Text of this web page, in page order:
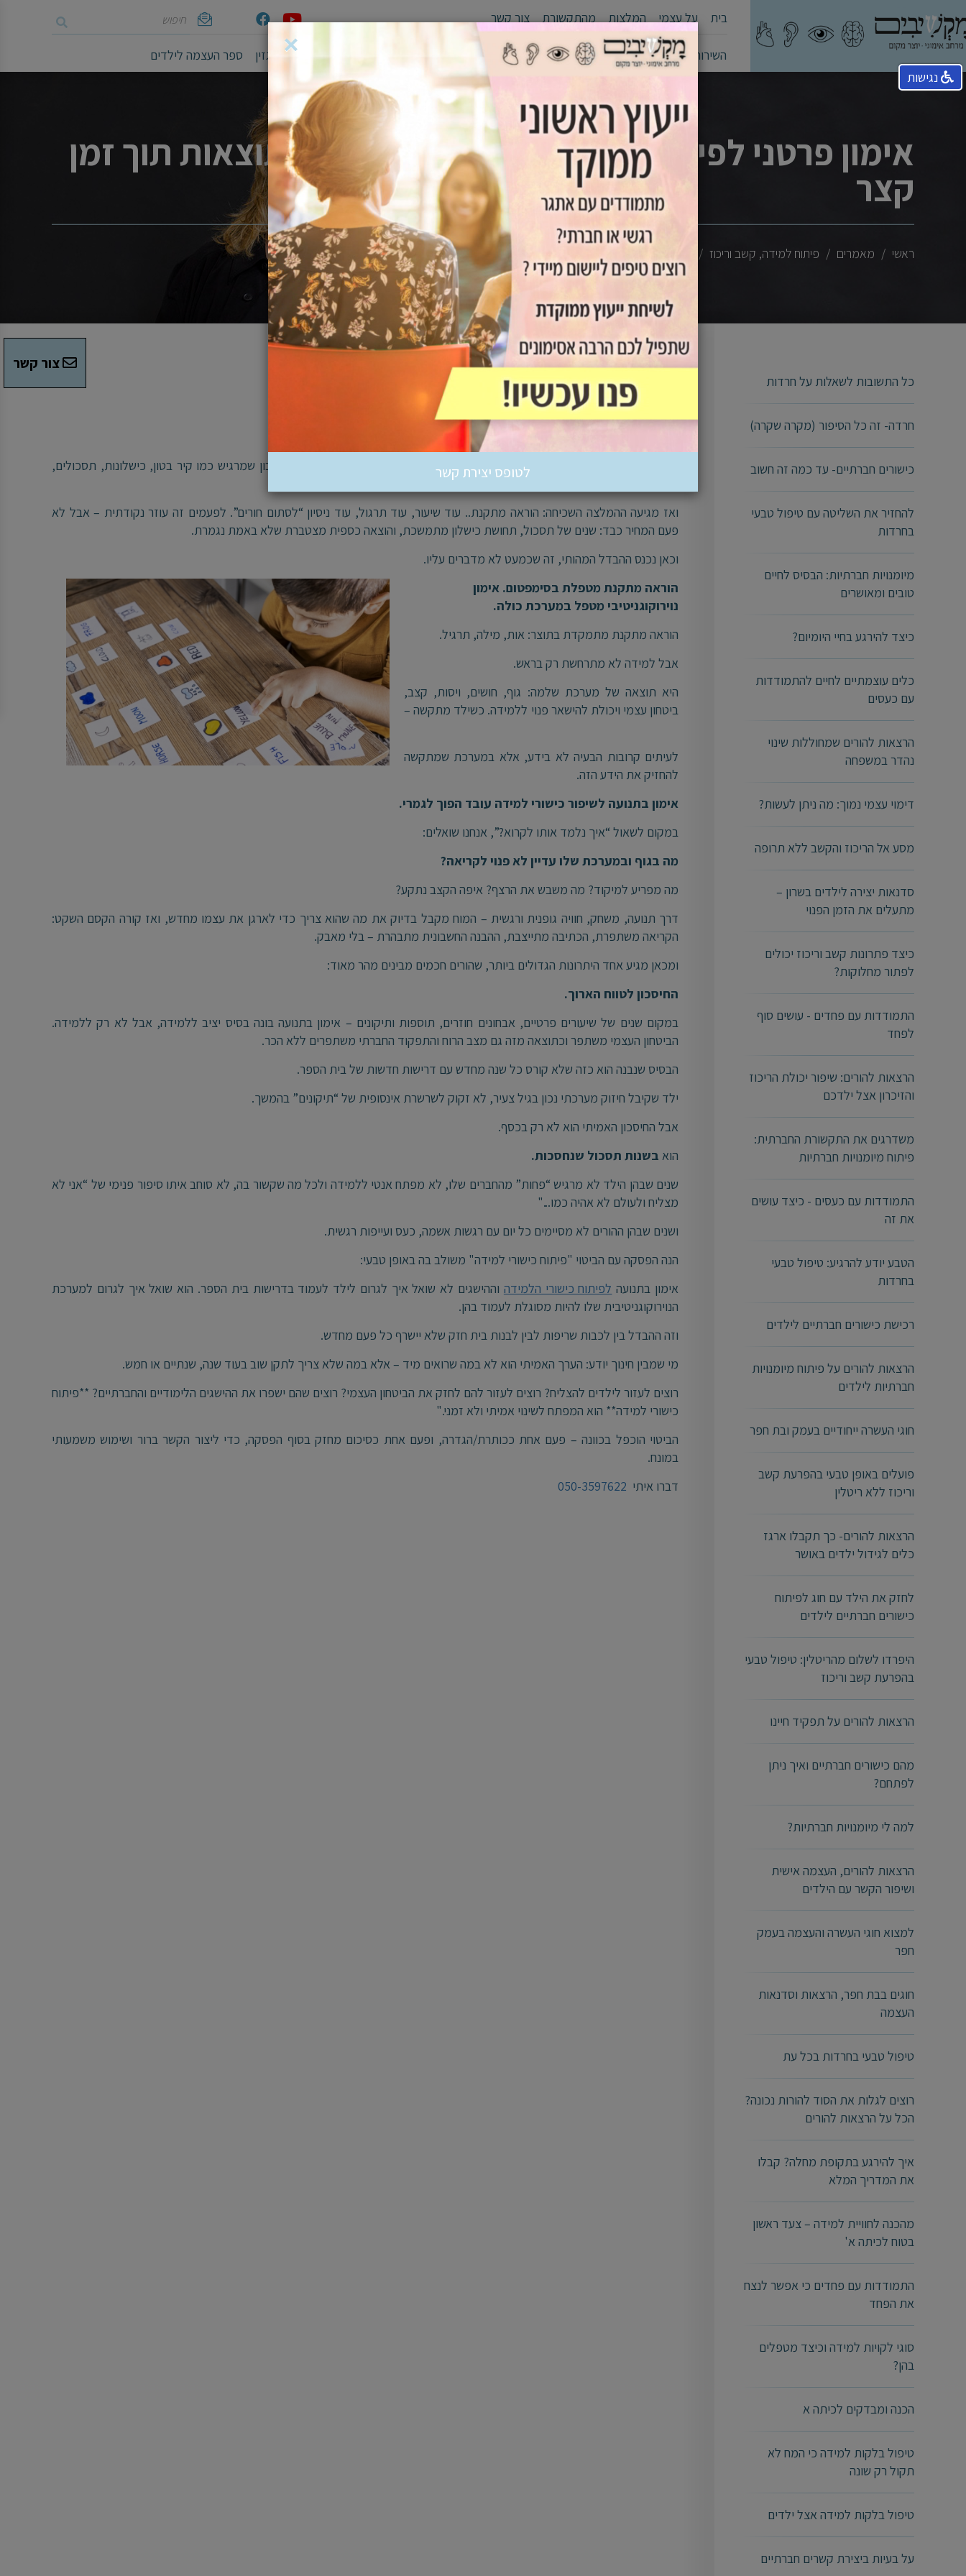
בית על עצמי המלצות מהתקשורת צור קשר אימייל FacebookYoutube
השירותים שלי קהלי יעד סדנאות אימון אישי /זוגי כלים שימושיים מגזין ספר העצמה לילדים
אימון פרטני לפיתוח כישורי למידה -יעילות עם תוצאות תוך זמן
קצר
ראשי מאמרים פיתוח למידה, קשב וריכוז אימון פרטני לפיתוח כישורי למידה -יעילות עם תוצאות תוך זמן קצר
כל התשובות לשאלות על חרדות
חרדה- זה כל הסיפור (מקרה שקרה)
כישורים חברתיים- עד כמה זה חשוב
להחזיר את השליטה עם טיפול טבעי
בחרדות
מיומנויות חברתיות: הבסיס לחיים
טובים ומאושרים
כיצד להירגע בחיי היומיום?
כלים עוצמתיים לחיים להתמודדות
עם כעסים
הרצאות להורים שמחוללות שינוי
נהדר במשפחה
דימוי עצמי נמוך: מה ניתן לעשות?
מסע אל הריכוז והקשב ללא תרופה
סדנאות יצירה לילדים בשרון –
מתעלים את הזמן הפנוי
כיצד פתרונות קשב וריכוז יכולים
לפתור מחלוקות?
התמודדות עם פחדים - עושים סוף
לפחד
הרצאות להורים: שיפור יכולת הריכוז
והזיכרון אצל ילדכם
משדרגים את התקשורת החברתית:
פיתוח מיומנויות חברתיות
התמודדות עם כעסים - כיצד עושים
את זה
הטבע יודע להרגיע: טיפול טבעי
בחרדות
רכישת כישורים חברתיים לילדים
הרצאות להורים על פיתוח מיומנויות
חברתיות לילדים
חוגי העשרה ייחודיים בעמק ובת חפר
פועלים באופן טבעי בהפרעת קשב
וריכוז ללא ריטלין
הרצאות להורים- כך תקבלו ארגז
כלים לגידול ילדים באושר
לחזק את הילד עם חוג לפיתוח
כישורים חברתיים לילדים
היפרדו לשלום מהריטלין: טיפול טבעי
בהפרעת קשב וריכוז
הרצאות להורים על תפקיד חיינו
מהם כישורים חברתיים ואיך ניתן
לפתחם?
למה לי מיומנויות חברתיות?
הרצאות להורים, העצמה אישית
ושיפור הקשר עם הילדים
למצוא חוגי העשרה והעצמה בעמק
חפר
חוגים בבת חפר, הרצאות וסדנאות
העצמה
טיפול טבעי בחרדות בכל עת
רוצים לגלות את הסוד להורות נכונה?
הכל על הרצאות להורים
איך להירגע בתקופת מחלה? קבלו
את המדריך המלא
מהכנה לחוויית למידה – צעד ראשון
בטוח לכיתה א'
התמודדות עם פחדים כי אפשר לנצח
את הפחד
סוגי לקויות למידה וכיצד מטפלים
בהן?
הכנה ומבדקים לכיתה א
טיפול בלקות למידה כי המח לא
תקול רק שונה
טיפול בלקות למידה אצל ילדים
על בעיות ביצירת קשרים חברתיים
בעולם ההורות והלמידה יש רגע אחד קריטי שבו צריך לקבל החלטה:
האם “לתקן” את הילד – אולעזור לו להיתפתח נכון מהיסוד
רוב ההורים פוגשים את הקושי במקום המוכר: קריאה שלא זורמת, כתיבה מאומצת, חשבון שמרגיש כמו קיר בטון, כישלונות, תסכולים,
איבחונים, הקלות, ירידה בביטחון העצמי, ביקורת ועוד...
ואז מגיעה ההמלצה השכיחה: הוראה מתקנת.. עוד שיעור, עוד תרגול, עוד ניסיון “לסתום חורים”. לפעמים זה עוזר נקודתית – אבל לא
פעם המחיר כבד: שנים של תסכול, תחושת כישלון מתמשכת, והוצאה כספית מצטברת שלא באמת נגמרת.
וכאן נכנס ההבדל המהותי, זה שכמעט לא מדברים עליו.
הוראה מתקנת מטפלת בסימפטום. אימון
נוירוקוגניטיבי מטפל במערכת כולה.
הוראה מתקנת מתמקדת בתוצר: אות, מילה, תרגיל.
אבל למידה לא מתרחשת רק בראש.
היא תוצאה של מערכת שלמה: גוף, חושים, ויסות, קצב,
ביטחון עצמי ויכולת להישאר פנוי ללמידה. כשילד מתקשה –
לעיתים קרובות הבעיה לא בידע, אלא במערכת שמתקשה
להחזיק את הידע הזה.
אימון בתנועה לשיפור כישורי למידה עובד הפוך לגמרי.
במקום לשאול “איך נלמד אותו לקרוא?”, אנחנו שואלים:
מה בגוף ובמערכת שלו עדיין לא פנוי לקריאה?
מה מפריע למיקוד? מה משבש את הרצף? איפה הקצב נתקע?
דרך תנועה, משחק, חוויה גופנית ורגשית – המוח מקבל בדיוק את מה שהוא צריך כדי לארגן את עצמו מחדש, ואז קורה הקסם השקט:
הקריאה משתפרת, הכתיבה מתייצבת, ההבנה החשבונית מתבהרת – בלי מאבק.
ומכאן מגיע אחד היתרונות הגדולים ביותר, שהורים חכמים מבינים מהר מאוד:
החיסכון לטווח הארוך.
במקום שנים של שיעורים פרטיים, אבחונים חוזרים, תוספות ותיקונים – אימון בתנועה בונה בסיס יציב ללמידה, אבל לא רק ללמידה.
הביטחון העצמי משתפר וכתוצאה מזה גם מצב הרוח והתפקוד החברתי משתפרים ללא הכר.
הבסיס שנבנה הוא כזה שלא קורס כל שנה מחדש עם דרישות חדשות של בית הספר.
ילד שקיבל חיזוק מערכתי נכון בגיל צעיר, לא זקוק לשרשרת אינסופית של “תיקונים” בהמשך.
אבל החיסכון האמיתי הוא לא רק בכסף.
הוא בשנות תסכול שנחסכות.
שנים שבהן הילד לא מרגיש “פחות” מהחברים שלו, לא מפתח אנטי ללמידה ולכל מה שקשור בה, לא סוחב איתו סיפור פנימי של “אני לא
מצליח ולעולם לא אהיה כמו..."
ושנים שבהן ההורים לא מסיימים כל יום עם רגשות אשמה, כעס ועייפות רגשית.
הנה הפסקה עם הביטוי "פיתוח כישורי למידה" משולב בה באופן טבעי:
אימון בתנועה לפיתוח כישורי הלמידה וההישגים לא שואל איך לגרום לילד לעמוד בדרישות בית הספר. הוא שואל איך לגרום למערכת
הנוירוקוגניטיבית שלו להיות מסוגלת לעמוד בהן.
וזה ההבדל בין לכבות שריפות לבין לבנות בית חזק שלא יישרף כל פעם מחדש.
מי שמבין חינוך יודע: הערך האמיתי הוא לא במה שרואים מיד – אלא במה שלא צריך לתקן שוב בעוד שנה, שנתיים או חמש.
רוצים לעזור לילדים להצליח? רוצים לעזור להם לחזק את הביטחון העצמי? רוצים שהם ישפרו את ההישגים הלימודיים והחברתיים? **פיתוח
כישורי למידה** הוא המפתח לשינוי אמיתי ולא זמני."
הביטוי הוכפל בכוונה – פעם אחת ככותרת/הגדרה, ופעם אחת כסיכום מחזק בסוף הפסקה, כדי ליצור הקשר ברור ושימוש משמעותי
במונח.
דברו איתי 050-3597622
צור קשר
×
לטופס יצירת קשר
נגישות